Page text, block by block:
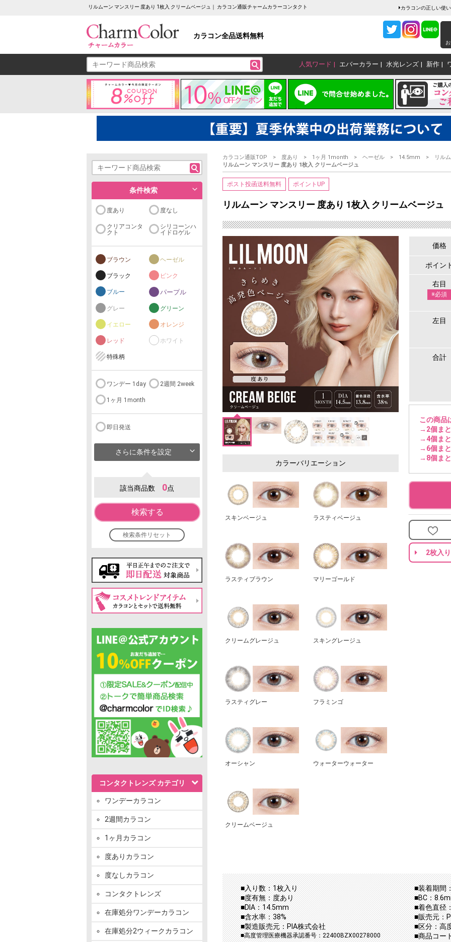
リルムーン マンスリー 度あり 1枚入 クリームベージュ｜ カラコン通販チャームカラーコンタクト カラコンの正しい使
カラコン全品送料無料
人気ワード エバーカラー 水光レンズ 新作
条件検索
度あり 度なし
クリアコンタ
クト
シリコーンハ
イドロゲル
ブラウン ヘーゼル
ブラック ピンク
ブルー パープル
グレー グリーン
イエロー オレンジ
レッド ホワイト
特殊柄
ワンデー 1day 2週間 2week
1ヶ月 1month
即日発送
さらに条件を設定
該当商品数 0点
検索する
検索条件リセット
コンタクトレンズ カテゴリ
ワンデーカラコン
2週間カラコン
1ヶ月カラコン
度ありカラコン
度なしカラコン
コンタクトレンズ
在庫処分ワンデーカラコン
在庫処分2ウィークカラコン
カラコン通販TOP 度あり 1ヶ月 1month ヘーゼル 14.5mm
リル
リルムーン マンスリー 度あり 1枚入 クリームベージュ
ポスト投函送料無料 ポイントUP
リルムーン マンスリー 度あり 1枚入 クリームベージュ
カラーバリエーション
スキンベージュ ラスティベージュ
ラスティブラウン マリーゴールド
クリームグレージュ スキングレージュ
ラスティグレー フラミンゴ
オーシャン ウォーターウォーター
クリームベージュ
価格
ポイン
右目
※必須
左目
合計
この商品
→2個ま
→4個ま
→6個ま
→8個ま
2枚入
■入り数：1枚入り
■装着期間
■度有無：度あり
■BC：
■DIA：14.5mm
■着色直径
■含水率：38%
■販売元：
■製造販売元：PIA株式会社
■区分：高
■高度管理医療機器承認番号：22400BZX00278000
■商品コー